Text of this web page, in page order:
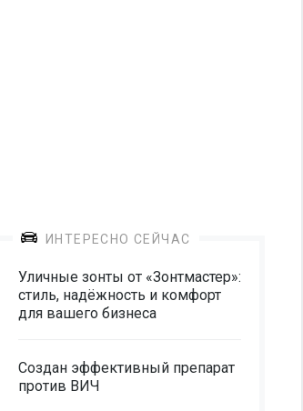
ИНТЕРЕСНО СЕЙЧАС
Уличные зонты от «Зонтмастер»:
стиль, надёжность и комфорт
для вашего бизнеса
Создан эффективный препарат
против ВИЧ